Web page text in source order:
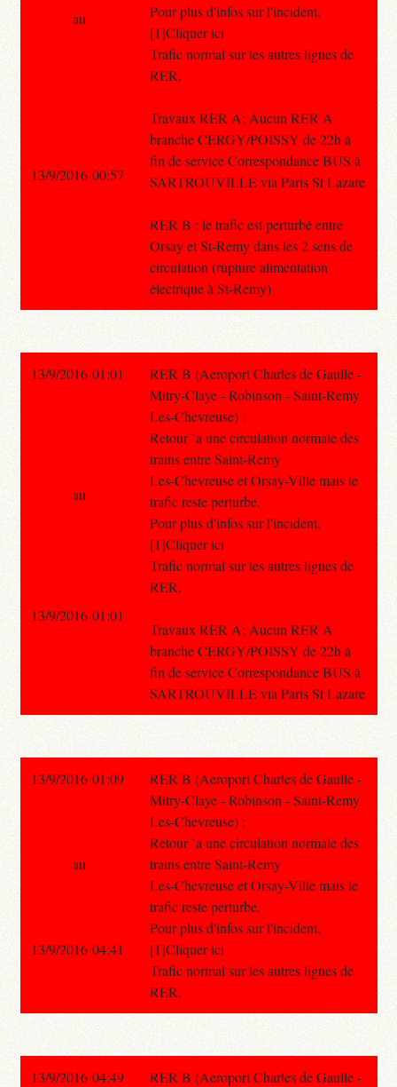
Pour plus d'infos sur l'incident,
[1]Cliquer ici
Trafic normal sur les autres lignes de
RER.
Travaux RER A: Aucun RER A
branche CERGY/POISSY de 22h à
fin de service Correspondance BUS à
SARTROUVILLE via Paris St Lazare
RER B : le trafic est perturbé entre
Orsay et St-Remy dans les 2 sens de
circulation (rupture alimentation
électrique à St-Remy)
au
13/9/2016 00:57
13/9/2016 01:01
RER B (Aeroport Charles de Gaulle -
Mitry-Claye - Robinson - Saint-Remy
Les-Chevreuse) :
Retour `a une circulation normale des
trains entre Saint-Remy
Les-Chevreuse et Orsay-Ville mais le
trafic reste perturbe.
Pour plus d'infos sur l'incident,
[1]Cliquer ici
Trafic normal sur les autres lignes de
RER.
Travaux RER A: Aucun RER A
branche CERGY/POISSY de 22h à
fin de service Correspondance BUS à
SARTROUVILLE via Paris St Lazare
au
13/9/2016 01:01
13/9/2016 01:09
RER B (Aeroport Charles de Gaulle -
Mitry-Claye - Robinson - Saint-Remy
Les-Chevreuse) :
Retour `a une circulation normale des
trains entre Saint-Remy
Les-Chevreuse et Orsay-Ville mais le
trafic reste perturbe.
Pour plus d'infos sur l'incident,
[1]Cliquer ici
Trafic normal sur les autres lignes de
RER.
au
13/9/2016 04:41
13/9/2016 04:49
RER B (Aeroport Charles de Gaulle -